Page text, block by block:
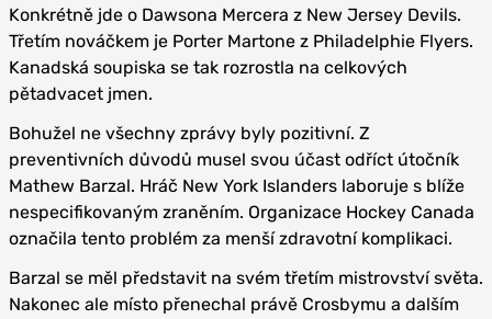
Konkrétně jde o Dawsona Mercera z New Jersey Devils.
Třetím nováčkem je Porter Martone z Philadelphie Flyers.
Kanadská soupiska se tak rozrostla na celkových
pětadvacet jmen.
Bohužel ne všechny zprávy byly pozitivní. Z
preventivních důvodů musel svou účast odříct útočník
Mathew Barzal. Hráč New York Islanders laboruje s blíže
nespecifikovaným zraněním. Organizace Hockey Canada
označila tento problém za menší zdravotní komplikaci.
Barzal se měl představit na svém třetím mistrovství světa.
Nakonec ale místo přenechal právě Crosbymu a dalším